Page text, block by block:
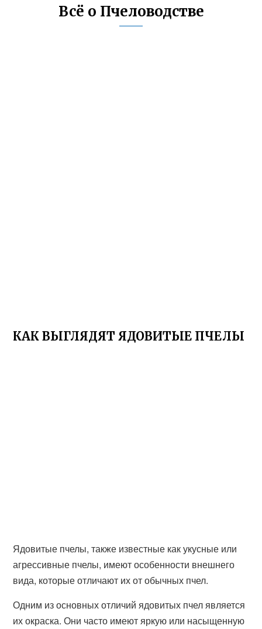
Всё о Пчеловодстве
КАК ВЫГЛЯДЯТ ЯДОВИТЫЕ ПЧЕЛЫ
Ядовитые пчелы, также известные как укусные или
агрессивные пчелы, имеют особенности внешнего
вида, которые отличают их от обычных пчел.
Одним из основных отличий ядовитых пчел является
их окраска. Они часто имеют яркую или насыщенную